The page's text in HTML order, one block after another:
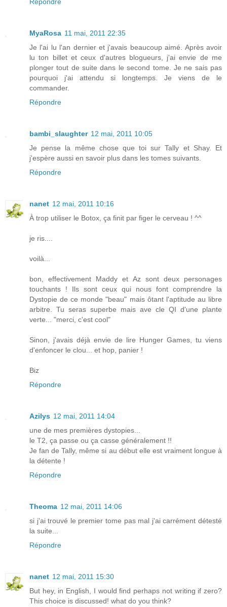
MyaRosa 11 mai, 2011 22:35
Je l'ai lu l'an dernier et j'avais beaucoup aimé. Après avoir
lu ton billet et ceux d'autres blogueurs, j'ai envie de me
plonger tout de suite dans le second tome. Je ne sais pas
pourquoi j'ai attendu si longtemps. Je viens de le
commander.
Répondre
bambi_slaughter 12 mai, 2011 10:05
Je pense la même chose que toi sur Tally et Shay. Et
j'espère aussi en savoir plus dans les tomes suivants.
Répondre
nanet 12 mai, 2011 10:16
À trop utiliser le Botox, ça finit par figer le cerveau ! ^^
je ris....
voilà...
bon, effectivement Maddy et Az sont deux personages
touchants ! Ils sont ceux qui nous font comprendre la
Dystopie de ce monde "beau" mais ôtant l'aptitude au libre
arbitre. Tu seras superbe mais ave cle QI d'une plante
verte... "merci, c'est cool"
Sinon, j'avais déjà envie de lire Hunger Games, tu viens
d'enfoncer le clou... et hop, panier !
Biz
Répondre
Azilys 12 mai, 2011 14:04
une de mes premières dystopies...
le T2, ça passe ou ça casse généralement !!
Je fan de Tally, même si au début elle est vraiment longue à
la détente !
Répondre
Theoma 12 mai, 2011 14:06
si j'ai trouvé le premier tome pas mal j'ai carrément détesté
la suite...
Répondre
nanet 12 mai, 2011 15:30
But hey, in English, I would find perhaps not writing if zero?
This choice is discussed! what do you think?